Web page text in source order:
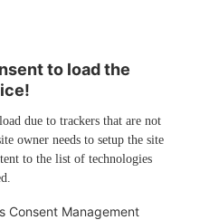
to load the
due to trackers that are not
owner needs to setup the site
to the list of technologies
Consent Management